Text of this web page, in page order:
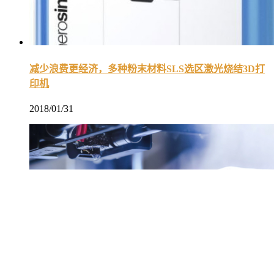
减少浪费更经济，多种粉末材料SLS选区激光烧结3D打
印机
2018/01/31